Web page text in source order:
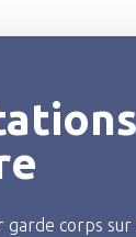
garde corps